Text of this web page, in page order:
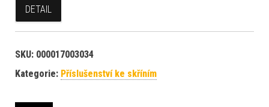
DETAIL
SKU: 000017003034
Kategorie: Příslušenství ke skříním